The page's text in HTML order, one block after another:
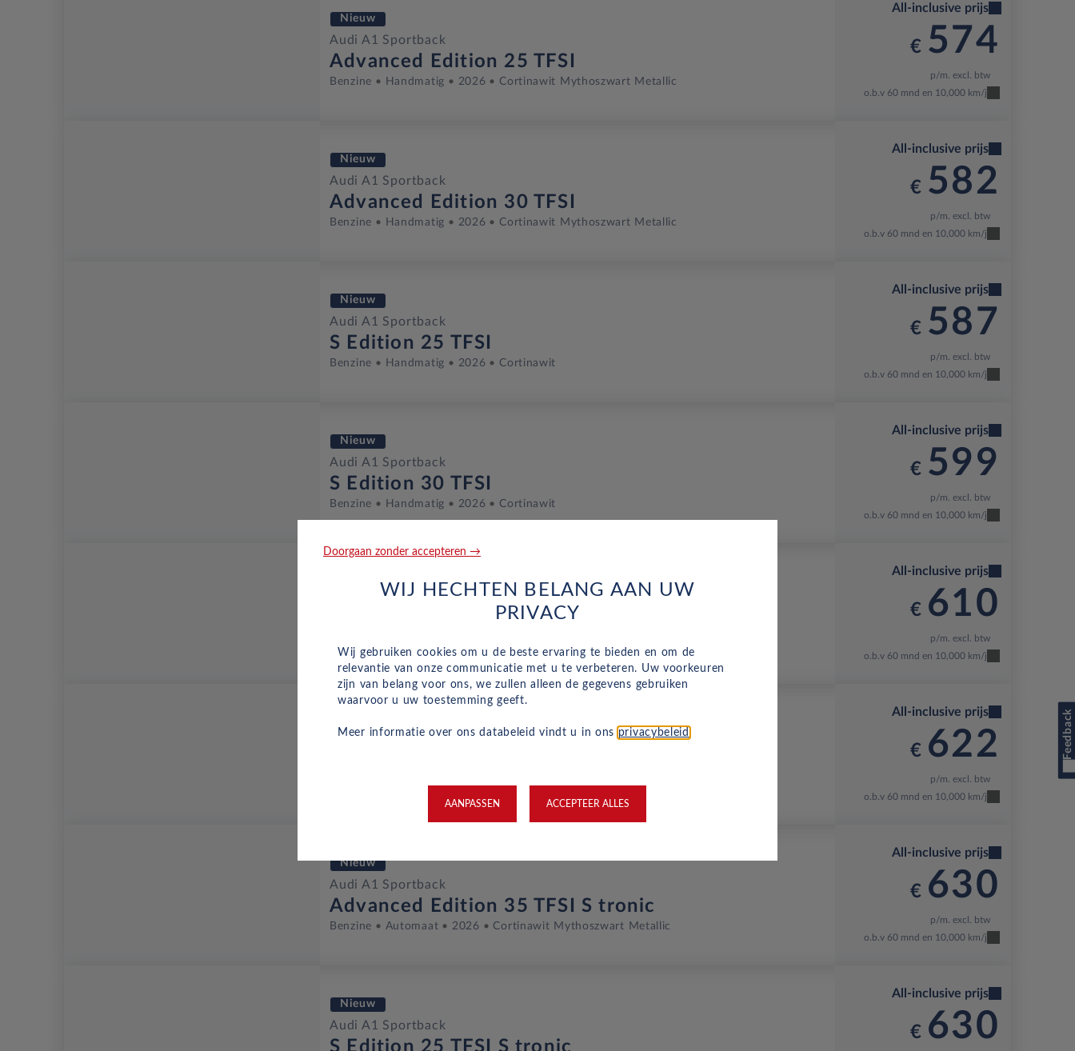
Nieuw
Audi A1 Sportback
Advanced Edition 25 TFSI
Benzine Handmatig 2026 Cortinawit Mythoszwart Metallic
All-inclusive prijs
€ 574
p/m. excl. btw
o.b.v 60 mnd en 10,000 km/j
Nieuw
Audi A1 Sportback
Advanced Edition 30 TFSI
Benzine Handmatig 2026 Cortinawit Mythoszwart Metallic
All-inclusive prijs
€ 582
p/m. excl. btw
o.b.v 60 mnd en 10,000 km/j
Nieuw
Audi A1 Sportback
S Edition 25 TFSI
Benzine Handmatig 2026 Cortinawit
All-inclusive prijs
€ 587
p/m. excl. btw
o.b.v 60 mnd en 10,000 km/j
Nieuw
Audi A1 Sportback
S Edition 30 TFSI
Benzine Handmatig 2026 Cortinawit
All-inclusive prijs
€ 599
p/m. excl. btw
o.b.v 60 mnd en 10,000 km/j
Advanced Edition 25 TFSI S tronic
All-inclusive prijs
€ 610
p/m. excl. btw
o.b.v 60 mnd en 10,000 km/j
Automaat 2026 Cortinawit Mythoszwart Metallic
All-inclusive prijs
€ 622
p/m. excl. btw
o.b.v 60 mnd en 10,000 km/j
Nieuw
Audi A1 Sportback
Advanced Edition 35 TFSI S tronic
Benzine Automaat 2026 Cortinawit Mythoszwart Metallic
All-inclusive prijs
€ 630
p/m. excl. btw
o.b.v 60 mnd en 10,000 km/j
Nieuw
Audi A1 Sportback
S Edition 25 TFSI S tronic
All-inclusive prijs
€ 630
Feedback
Doorgaan zonder accepteren →
WIJ HECHTEN BELANG AAN UW
PRIVACY
Wij gebruiken cookies om u de beste ervaring te bieden en om de
relevantie van onze communicatie met u te verbeteren. Uw voorkeuren
zijn van belang voor ons, we zullen alleen de gegevens gebruiken
waarvoor u uw toestemming geeft.
Meer informatie over ons databeleid vindt u in ons privacybeleid.
AANPASSEN ACCEPTEER ALLES